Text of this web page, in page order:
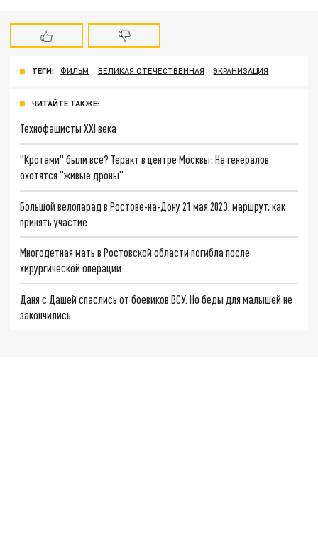
ТЕГИ: ФИЛЬМ ВЕЛИКАЯ ОТЕЧЕСТВЕННАЯ ЭКРАНИЗАЦИЯ
ЧИТАЙТЕ ТАКЖЕ:
Технофашисты XXI века
"Кротами" были все? Теракт в центре Москвы: На генералов
охотятся "живые дроны"
Большой велопарад в Ростове-на-Дону 21 мая 2023: маршрут, как
принять участие
Многодетная мать в Ростовской области погибла после
хирургической операции
Даня с Дашей спаслись от боевиков ВСУ. Но беды для малышей не
закончились